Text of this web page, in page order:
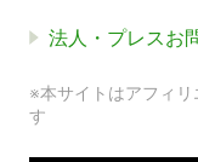
法人・プレスお
※本サイトはアフィ
す